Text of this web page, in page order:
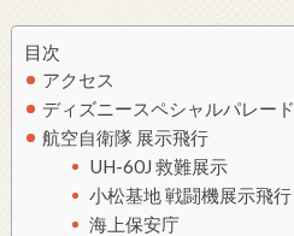
目次
アクセス
ディズニースペシャルパレード
航空自衛隊 展示飛行
UH-60J 救難展示
小松基地 戦闘機展示飛行
海上保安庁